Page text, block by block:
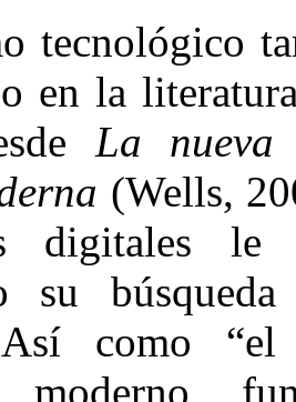
tecnológico
en la
La nueva
(Wells,
digitales
su
como
moderno,